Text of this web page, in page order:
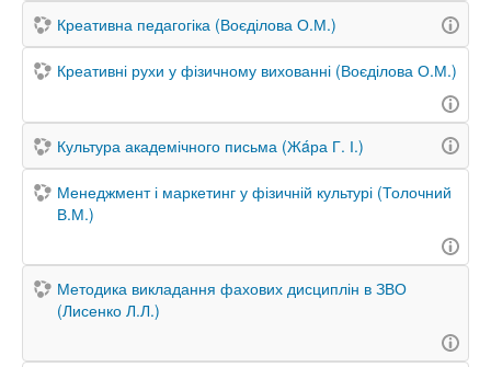
Креативна педагогіка (Воєділова О.М.)
Креативні рухи у фізичному вихованні (Воєділова О.М.)
Культура академічного письма (Жáра Г. І.)
Менеджмент і маркетинг у фізичній культурі (Толочний
В.М.)
Методика викладання фахових дисциплін в ЗВО
(Лисенко Л.Л.)